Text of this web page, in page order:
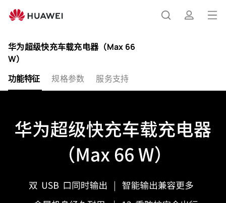
华
为
超
级
快
车
打
华为超级快充车载充电器（Max 66
W）
功能特征
规格参数 服务支持